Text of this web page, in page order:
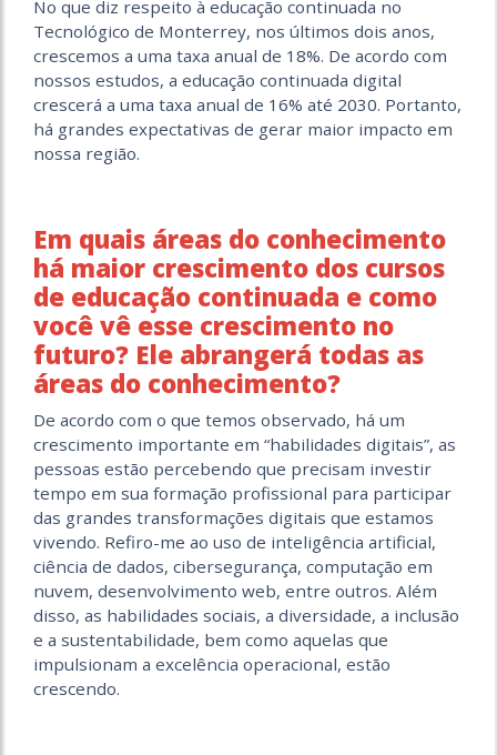
No que diz respeito à educação continuada no
Tecnológico de Monterrey, nos últimos dois anos,
crescemos a uma taxa anual de 18%. De acordo com
nossos estudos, a educação continuada digital
crescerá a uma taxa anual de 16% até 2030. Portanto,
há grandes expectativas de gerar maior impacto em
nossa região.
Em quais áreas do conhecimento
há maior crescimento dos cursos
de educação continuada e como
você vê esse crescimento no
futuro? Ele abrangerá todas as
áreas do conhecimento?
De acordo com o que temos observado, há um
crescimento importante em “habilidades digitais”, as
pessoas estão percebendo que precisam investir
tempo em sua formação profissional para participar
das grandes transformações digitais que estamos
vivendo. Refiro-me ao uso de inteligência artificial,
ciência de dados, cibersegurança, computação em
nuvem, desenvolvimento web, entre outros. Além
disso, as habilidades sociais, a diversidade, a inclusão
e a sustentabilidade, bem como aquelas que
impulsionam a excelência operacional, estão
crescendo.